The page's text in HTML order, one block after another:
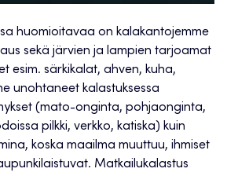
huomioitavaa on kalakantojemme
sekä järvien ja lampien tarjoamat
esim. särkikalat, ahven, kuha,
unohtaneet kalastuksessa
(mato-onginta, pohjaonginta,
pilkki, verkko, katiska) kuin
koska maailma muuttuu, ihmiset
Matkailukalastus